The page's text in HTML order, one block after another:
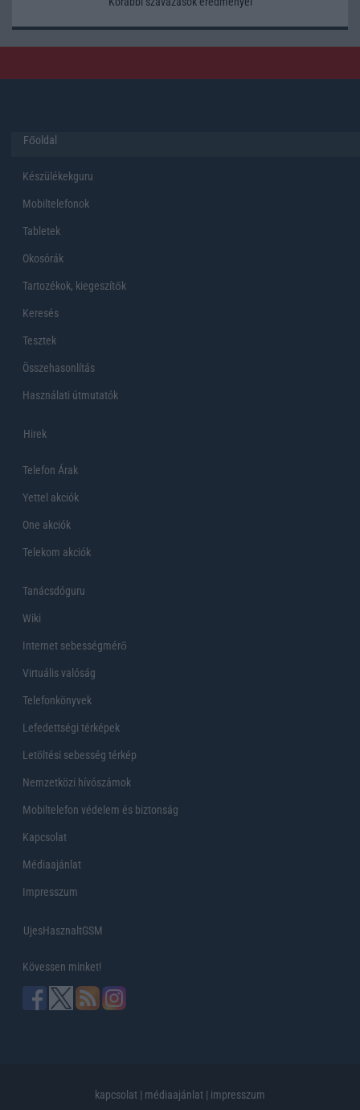
Főoldal
Készülékekguru
Mobiltelefonok
Tabletek
Okosórák
Tartozékok, kiegeszítők
Keresés
Tesztek
Összehasonlítás
Használati útmutatók
Hirek
Telefon Árak
Yettel akciók
One akciók
Telekom akciók
Tanácsdóguru
Wiki
Internet sebességmérő
Virtuális valóság
Telefonkönyvek
Lefedettségi térképek
Letöltési sebesség térkép
Nemzetközi hívószámok
Mobiltelefon védelem és biztonság
Kapcsolat
Médiaajánlat
Impresszum
UjesHasznaltGSM
Kövessen minket!
kapcsolat | médiaajánlat | impresszum